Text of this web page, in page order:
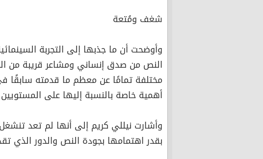
شغف ومُتعة
وأوضحت أن ما جذبها إلى التجربة
النص من صدق إنساني ومشاعر قريبة من
مختلفة تمامًا عن معظم ما قدمته سابقًا
أهمية خاصة بالنسبة إليها على
وأشارت نيللي كريم إلى أنها لم تعد
بقدر اهتمامها بجودة النص والدور الذي